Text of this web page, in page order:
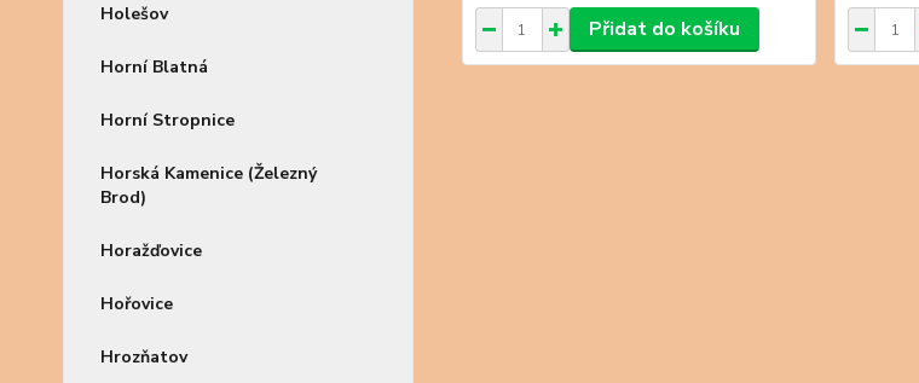
Holešov
Horní Blatná
Horní Stropnice
Horská Kamenice (Železný
Brod)
Horažďovice
Hořovice
Hrozňatov
Přidat do košíku